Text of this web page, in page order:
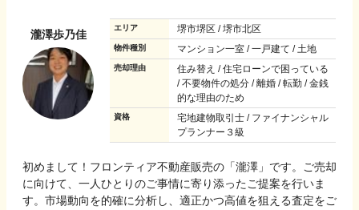
瀧澤歩乃佳
エリア 堺市堺区 / 堺市北区
物件種別 マンション一室 / 一戸建て / 土地
売却理由
住み替え / 住宅ローンで困っている
/ 不要物件の処分 / 離婚 / 転勤 / 金銭
的な理由のため
資格
宅地建物取引士 / ファイナンシャル
プランナー３級
初めまして！フロンティア不動産販売の「瀧澤」です。ご売却
に向けて、一人ひとりのご事情に寄り添ったご提案を行いま
す。市場動向を的確に分析し、適正かつ高値を狙える査定をご